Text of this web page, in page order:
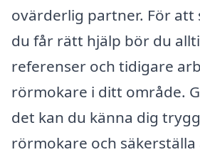
ovärderlig partner. För att
du får rätt hjälp bör du
referenser och tidigare
rörmokare i ditt område.
det kan du känna dig
rörmokare och säkerställa